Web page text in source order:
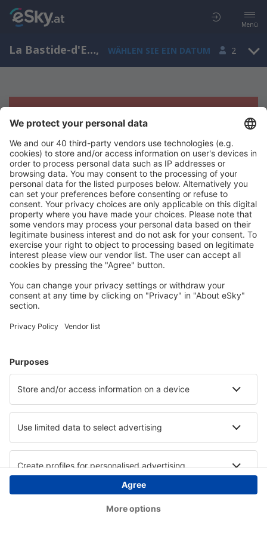
Menü
La Bastide-d'Engras, Languedoc-Roussillon, Frankreich, WÄHLEN SIE EIN DATUM 2
Es tut uns leid, wir können keine
Ergebnisse aufzeigen
Bitte starten Sie Ihre Suche erneut mit anderen Suchkriterien.
Copyright © eSky.at. Alle Rechte vorbehalten.